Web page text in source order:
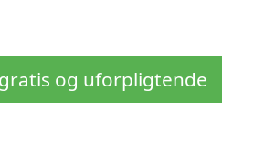
og uforpligtende